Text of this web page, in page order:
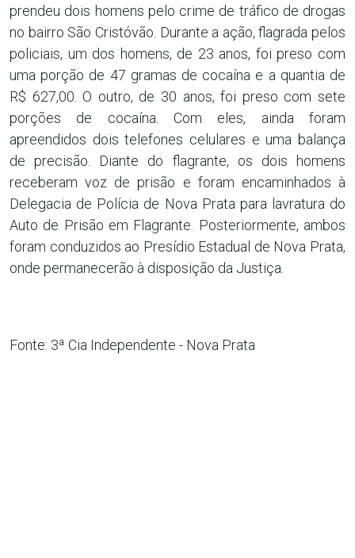
prendeu dois homens pelo crime de tráfico de drogas
no bairro São Cristóvão. Durante a ação, flagrada pelos
policiais, um dos homens, de 23 anos, foi preso com
uma porção de 47 gramas de cocaína e a quantia de
R$ 627,00. O outro, de 30 anos, foi preso com sete
porções de cocaína. Com eles, ainda foram
apreendidos dois telefones celulares e uma balança
de precisão. Diante do flagrante, os dois homens
receberam voz de prisão e foram encaminhados à
Delegacia de Polícia de Nova Prata para lavratura do
Auto de Prisão em Flagrante. Posteriormente, ambos
foram conduzidos ao Presídio Estadual de Nova Prata,
onde permanecerão à disposição da Justiça.
Fonte: 3ª Cia Independente - Nova Prata